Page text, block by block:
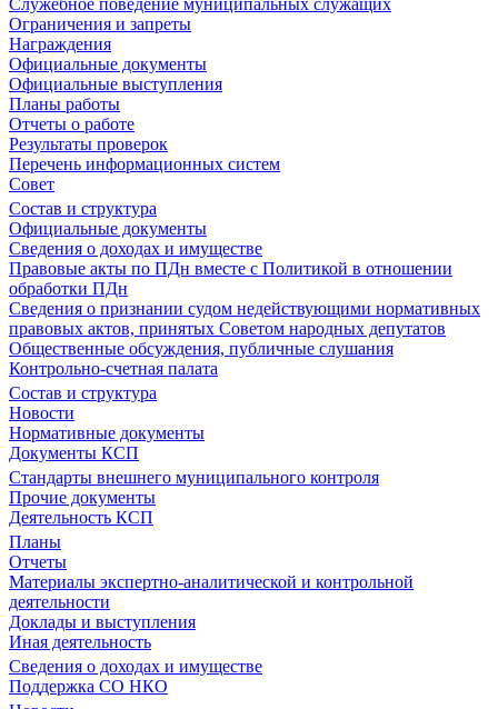
Служебное поведение муниципальных служащих
Ограничения и запреты
Награждения
Официальные документы
Официальные выступления
Планы работы
Отчеты о работе
Результаты проверок
Перечень информационных систем
Совет
Состав и структура
Официальные документы
Сведения о доходах и имуществе
Правовые акты по ПДн вместе с Политикой в отношении
обработки ПДн
Сведения о признании судом недействующими нормативных
правовых актов, принятых Советом народных депутатов
Общественные обсуждения, публичные слушания
Контрольно-счетная палата
Состав и структура
Новости
Нормативные документы
Документы КСП
Стандарты внешнего муниципального контроля
Прочие документы
Деятельность КСП
Планы
Отчеты
Материалы экспертно-аналитической и контрольной
деятельности
Доклады и выступления
Иная деятельность
Сведения о доходах и имуществе
Поддержка СО НКО